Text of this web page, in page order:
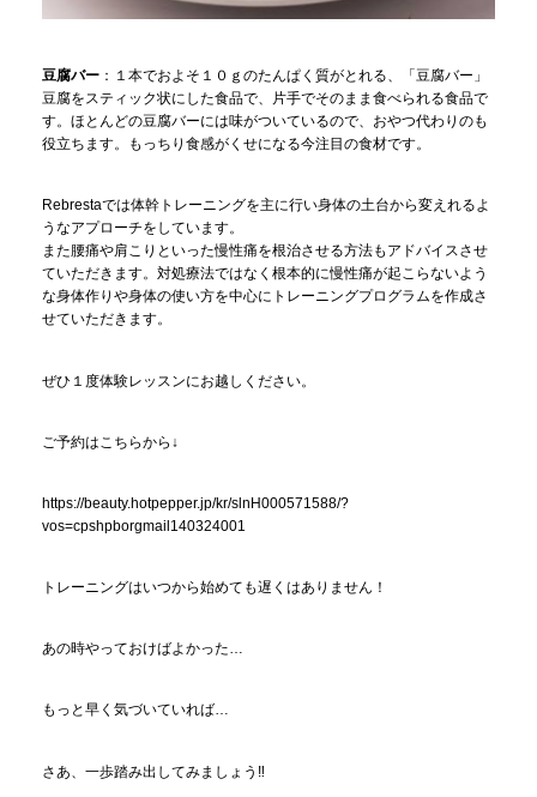
豆腐バー ：１本でおよそ１０ｇのたんぱく質がとれる、「豆腐バー」
豆腐をスティック状にした食品で、片手でそのまま食べられる食品で
す。ほとんどの豆腐バーには味がついているので、おやつ代わりのも
役立ちます。もっちり食感がくせになる今注目の食材です。
Rebrestaでは体幹トレーニングを主に行い身体の土台から変えれるよ
うなアプローチをしています。
また腰痛や肩こりといった慢性痛を根治させる方法もアドバイスさせ
ていただきます。対処療法ではなく根本的に慢性痛が起こらないよう
な身体作りや身体の使い方を中心にトレーニングプログラムを作成さ
せていただきます。
ぜひ１度体験レッスンにお越しください。
ご予約はこちらから↓
https://beauty.hotpepper.jp/kr/slnH000571588/?
vos=cpshpborgmail140324001
トレーニングはいつから始めても遅くはありません！
あの時やっておけばよかった…
もっと早く気づいていれば…
さあ、一歩踏み出してみましょう‼